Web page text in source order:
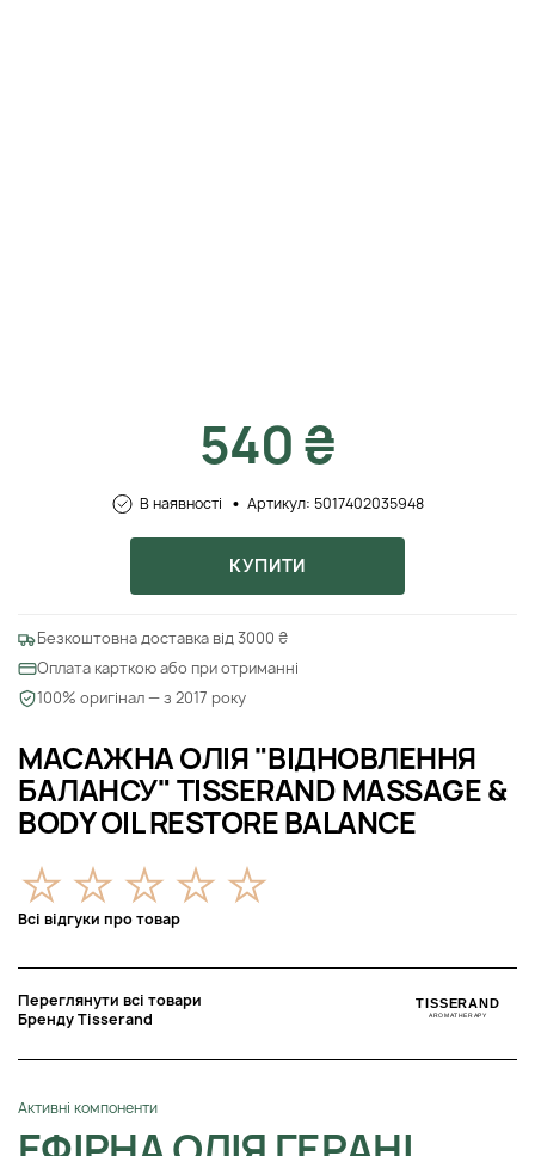
МАСАЖНА ОЛІЯ "ВІДНОВЛЕННЯ
БАЛАНСУ" TISSERAND MASSAGE &
BODY OIL RESTORE BALANCE
Всі відгуки про товар
Переглянути всі товари
Бренду Tisserand
Активні компоненти
540 ₴
В наявності Артикул: 5017402035948
КУПИТИ
Безкоштовна доставка від 3000 ₴
Оплата карткою або при отриманні
100% оригінал — з 2017 року